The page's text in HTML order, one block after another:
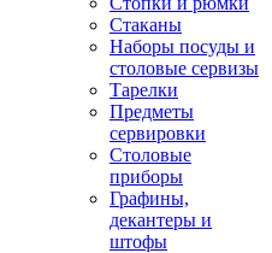
Стаканы
Наборы посуды и
столовые сервизы
Тарелки
Предметы
сервировки
Столовые
приборы
Графины,
декантеры и
штофы